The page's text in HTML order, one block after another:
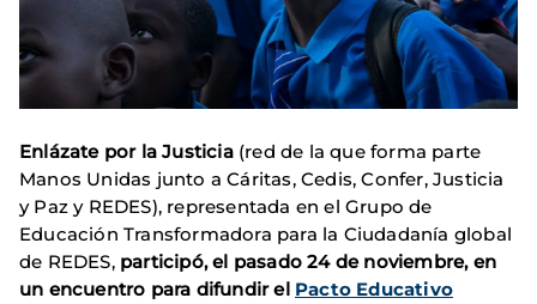
Enlázate por la Justicia(red de la que forma parte
Manos Unidas junto a Cáritas, Cedis, Confer, Justicia
y Paz y REDES), representada en el Grupo de
Educación Transformadora para la Ciudadanía global
de REDES, participó, el pasado 24 de noviembre, en
un encuentro para difundir el Pacto Educativo